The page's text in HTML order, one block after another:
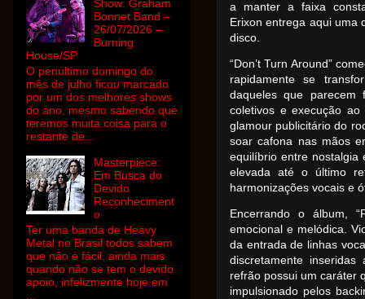
a manter a faixa
Erixon entrega aqui uma
disco.
“Don’t Turn Around”
rapidamente se
daqueles que parecem
coletivos e execução
glamour publicitário do
soar cafona nas mãos
equilíbrio entre nostalgia
elevada até o último
harmonizações vocais e
Encerrando o álbum,
emocional e melódica.
da entrada de linhas
discretamente
refrão possui um caráter
impulsionado pelos
Show: Graham
Bonnet Band –
26/07/2026 –
Burning
House/SP
O penúltimo domingo do
mês de julho ficou marcado
por um dos melhores shows
do ano, mesmo sabendo que
teremos muita coisa para o
restante de...
Masterpiece:
Em Busca do
Devido
Reconheciment
o
Ter uma banda de Heavy
Metal no Brasil todos sabem
que não é fácil, ainda mais
quando não se tem o devido
apoio, infelizmente hoje em